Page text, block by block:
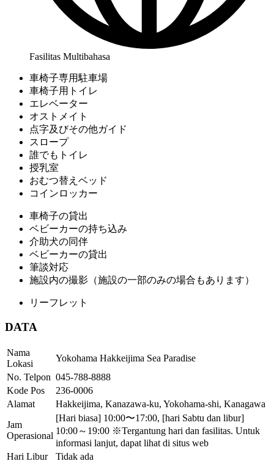
Fasilitas Multibahasa
車椅子専用駐車場
車椅子用トイレ
エレベーター
オストメイト
点字及びその他ガイド
スロープ
誰でもトイレ
授乳室
おむつ替えベッド
コインロッカー
車椅子の貸出
ベビーカーの持ち込み
介助犬の同伴
ベビーカーの貸出
筆談対応
施設内の撮影（施設の一部のみの場合もあります）
リーフレット
DATA
Nama
Lokasi
Yokohama Hakkeijima Sea Paradise
No. Telpon 045-788-8888
Kode Pos
236-0006
Alamat
Hakkeijima, Kanazawa-ku, Yokohama-shi, Kanagawa
Jam
Operasional
[Hari biasa] 10:00〜17:00, [hari Sabtu dan libur]
10:00～19:00 ※Tergantung hari dan fasilitas. Untuk
informasi lanjut, dapat lihat di situs web
Hari Libur
Tidak ada